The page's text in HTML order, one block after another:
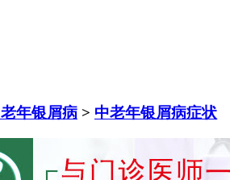
年银屑病 > 中老年银屑病症状